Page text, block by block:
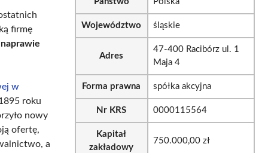
firmę
w
roku
nowy
ofertę,
a
Województwo śląskie
Adres
47-400 Racibórz ul. 1
Maja 4
Forma prawna spółka akcyjna
Nr KRS 0000115564
Kapitał
zakładowy
750.000,00 zł